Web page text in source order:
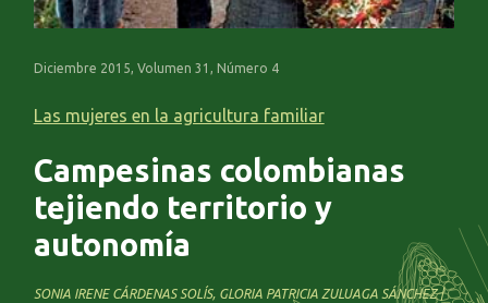
Diciembre 2015, Volumen 31, Número 4
Las mujeres en la agricultura familiar
Campesinas colombianas
tejiendo territorio y
autonomía
SONIA IRENE CÁRDENAS SOLÍS, GLORIA PATRICIA ZULUAGA SÁNCHEZ |